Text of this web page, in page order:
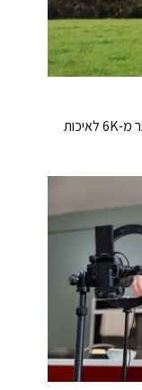
גלו עולם של פרטים בתנועה, עם דגימת יתר מ-6K לאיכות